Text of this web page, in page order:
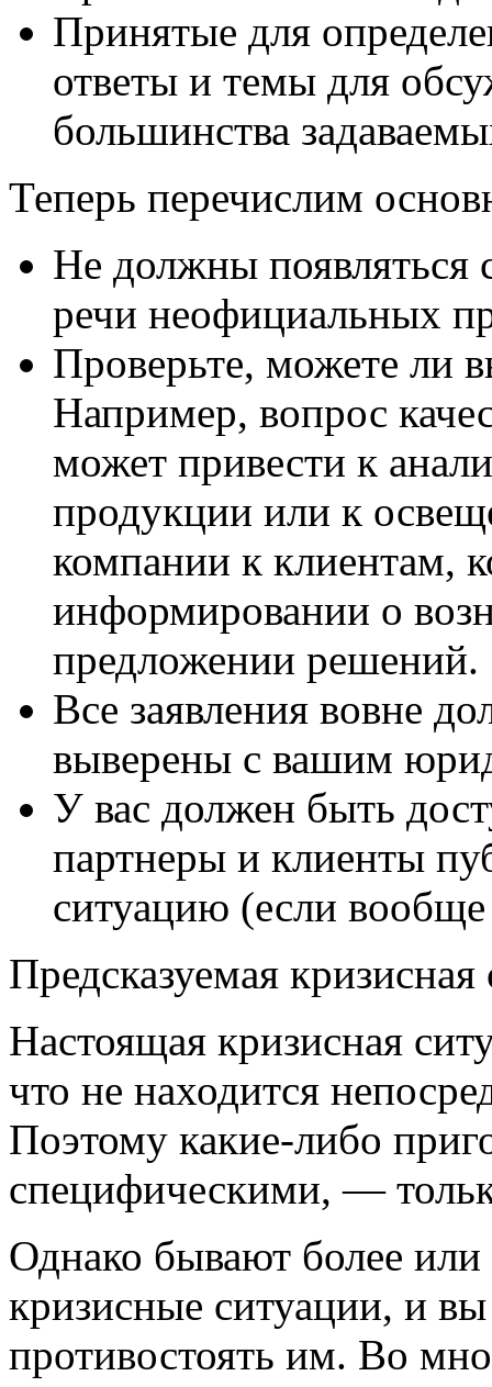
Принятые для
ответы и темы для
большинства
Теперь перечислим
Не должны появляться
речи неофициальных
Проверьте, можете ли
Например, вопрос
может привести к
продукции или к
компании к клиентам,
информировании о
предложении решений.
Все заявления вовне
выверены с вашим
У вас должен быть
партнеры и клиенты
ситуацию (если
Предсказуемая кризисная
Настоящая кризисная
что не находится
Поэтому какие-либо
специфическими, —
Однако бывают более или
кризисные ситуации, и
противостоять им. Во